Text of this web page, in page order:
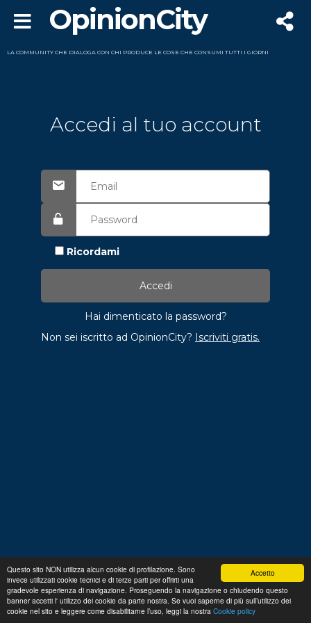
Accetto
Questo sito NON utilizza alcun cookie di profilazione. Sono
invece utilizzati cookie tecnici e di terze parti per offrirti una
gradevole esperienza di navigazione. Proseguendo la navigazione o chiudendo questo
banner accetti l' utilizzo dei cookie da parte nostra. Se vuoi saperne di più sull’utilizzo dei
cookie nel sito e leggere come disabilitarne l’uso, leggi la nostra Cookie policy
OpinionCity
LA COMMUNITY CHE DIALOGA CON CHI PRODUCE LE COSE CHE CONSUMI TUTTI I GIORNI
Accedi al tuo account
Ricordami
Hai dimenticato la password?
Non sei iscritto ad OpinionCity? Iscriviti gratis.
Regolamento Privacy Domande frequenti
Cookie
policy
p. iva 13356630155
Copyright © 2026 Advance S.r.L.